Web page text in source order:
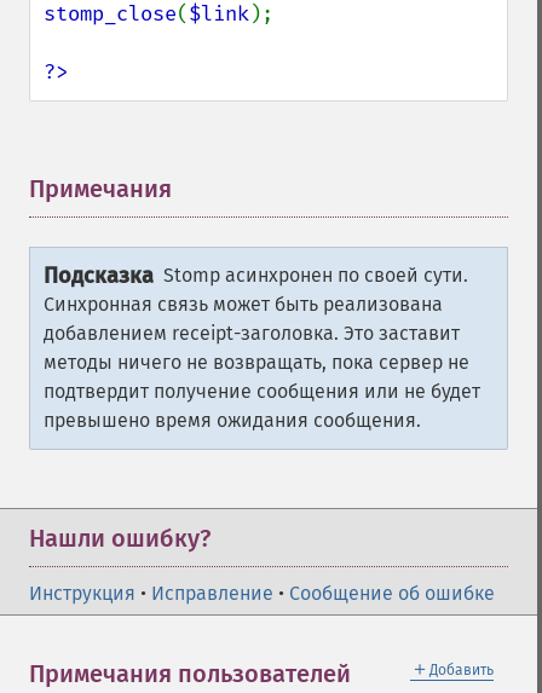
stomp_close($link);
?>
Примечания
Подсказка Stomp асинхронен по своей сути.
Синхронная связь может быть реализована
добавлением receipt-заголовка. Это заставит
методы ничего не возвращать, пока сервер не
подтвердит получение сообщения или не будет
превышено время ожидания сообщения.
Нашли ошибку?
Инструкция • Исправление • Сообщение об ошибке
＋ Добавить
Примечания пользователей